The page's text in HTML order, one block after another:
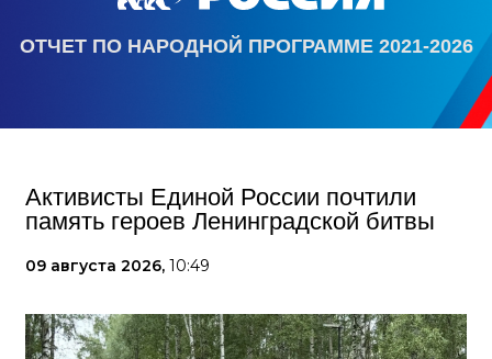
ОТЧЕТ ПО НАРОДНОЙ ПРОГРАММЕ 2021-2026
Активисты Единой России почтили
память героев Ленинградской битвы
09 августа 2026, 10:49